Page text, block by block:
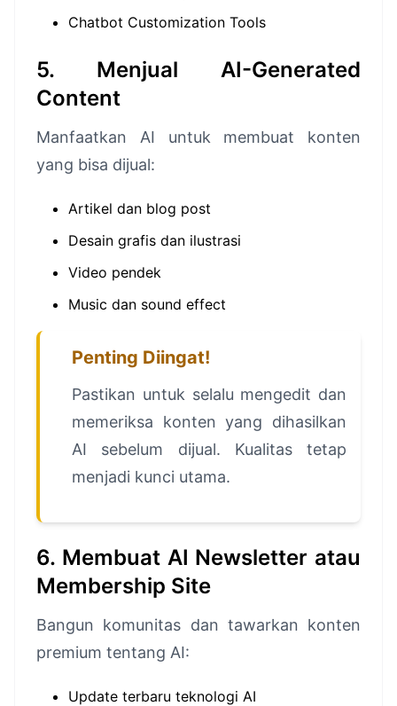
Chatbot Customization Tools
5. Menjual AI-Generated
Content
Manfaatkan AI untuk membuat konten
yang bisa dijual:
Artikel dan blog post
Desain grafis dan ilustrasi
Video pendek
Music dan sound effect
Penting Diingat!
Pastikan untuk selalu mengedit dan
memeriksa konten yang dihasilkan
AI sebelum dijual. Kualitas tetap
menjadi kunci utama.
6. Membuat AI Newsletter atau
Membership Site
Bangun komunitas dan tawarkan konten
premium tentang AI:
Update terbaru teknologi AI